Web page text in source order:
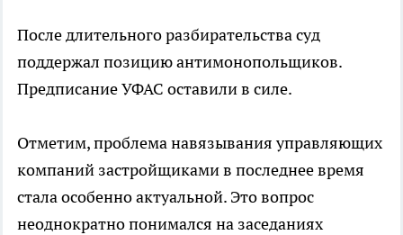
После длительного разбирательства суд
поддержал позицию антимонопольщиков.
Предписание УФАС оставили в силе.
Отметим, проблема навязывания управляющих
компаний застройщиками в последнее время
стала особенно актуальной. Это вопрос
неоднократно понимался на заседаниях